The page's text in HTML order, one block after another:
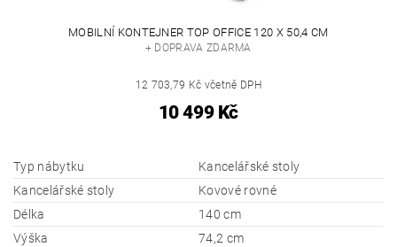
MOBILNÍ KONTEJNER TOP OFFICE 120 X 50,4 CM
+ DOPRAVA ZDARMA
12 703,79 Kč včetně DPH
10 499 Kč
Typ nábytku
Kancelářské stoly
Kancelářské stoly
Kovové rovné
Délka
140 cm
Výška
74,2 cm